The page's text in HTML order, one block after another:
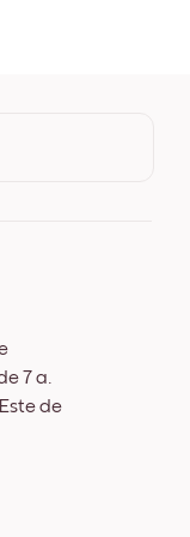
7 a.
de